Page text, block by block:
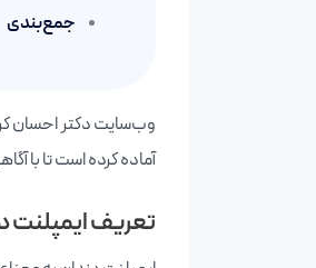
جمع‌بندی
وب‌سایت دکتر احسان
آماده کرده است تا با
تعریف ایمپلنت